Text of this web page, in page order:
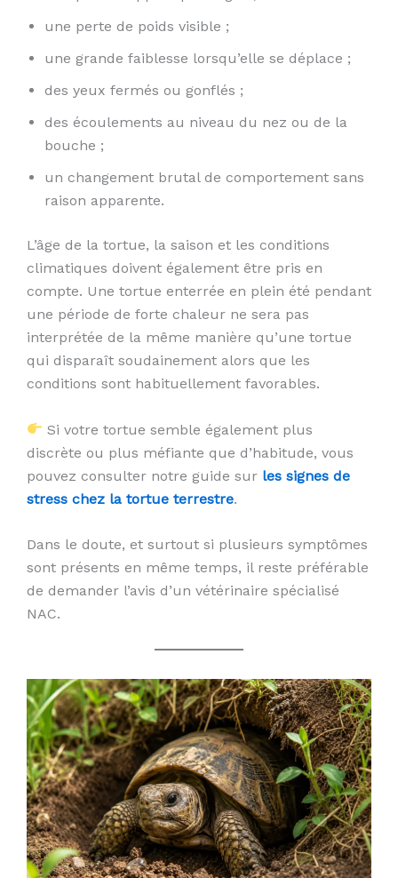
une perte de poids visible ;
une grande faiblesse lorsqu’elle se déplace ;
des yeux fermés ou gonflés ;
des écoulements au niveau du nez ou de la
bouche ;
un changement brutal de comportement sans
raison apparente.
L’âge de la tortue, la saison et les conditions
climatiques doivent également être pris en
compte. Une tortue enterrée en plein été pendant
une période de forte chaleur ne sera pas
interprétée de la même manière qu’une tortue
qui disparaît soudainement alors que les
conditions sont habituellement favorables.
Si votre tortue semble également plus
discrète ou plus méfiante que d’habitude, vous
pouvez consulter notre guide sur les signes de
stress chez la tortue terrestre.
Dans le doute, et surtout si plusieurs symptômes
sont présents en même temps, il reste préférable
de demander l’avis d’un vétérinaire spécialisé
NAC.